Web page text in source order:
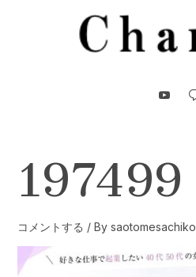
197499
コメントする / By saotomesachiko